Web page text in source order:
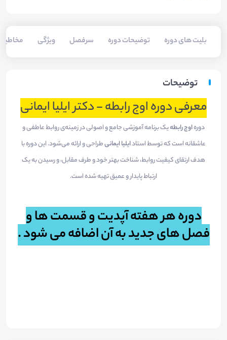
بلیت های دوره توضیحات دوره سرفصل ویژگی
توضیحات
معرفی دوره اوج رابطه - دکتر ایلیا ایمانی
دورهاوج رابطهیک برنامه آموزشی جامع و اصولی در زمینه‌ی روابط عاطفی و
عاشقانه است که توسط استادایلیا ایمانیطراحی و ارائه می‌شود. این دوره با
هدف ارتقای کیفیت روابط، شناخت بهتر خود و طرف مقابل، و رسیدن به یک
ارتباط پایدار و عمیق تهیه شده است.
دوره هر هفته آپدیت و قسمت ها و
فصل های جدید به آن اضافه می شود .